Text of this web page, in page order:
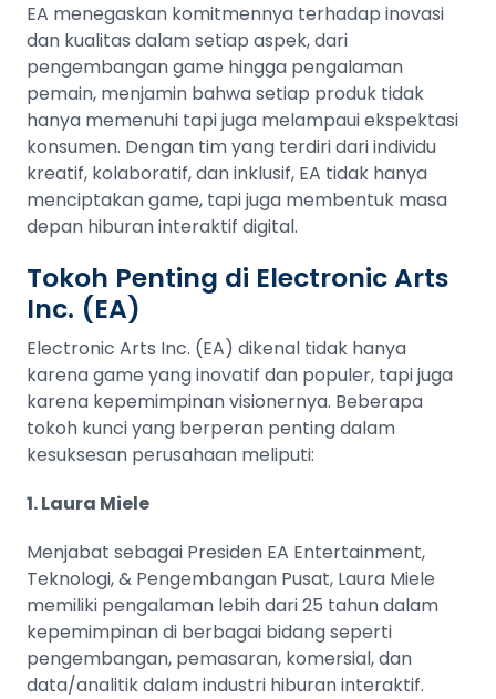
EA menegaskan komitmennya terhadap inovasi
dan kualitas dalam setiap aspek, dari
pengembangan game hingga pengalaman
pemain, menjamin bahwa setiap produk tidak
hanya memenuhi tapi juga melampaui ekspektasi
konsumen. Dengan tim yang terdiri dari individu
kreatif, kolaboratif, dan inklusif, EA tidak hanya
menciptakan game, tapi juga membentuk masa
depan hiburan interaktif digital.
Tokoh Penting di Electronic Arts
Inc. (EA)
Electronic Arts Inc. (EA) dikenal tidak hanya
karena game yang inovatif dan populer, tapi juga
karena kepemimpinan visionernya. Beberapa
tokoh kunci yang berperan penting dalam
kesuksesan perusahaan meliputi:
1. Laura Miele
Menjabat sebagai Presiden EA Entertainment,
Teknologi, & Pengembangan Pusat, Laura Miele
memiliki pengalaman lebih dari 25 tahun dalam
kepemimpinan di berbagai bidang seperti
pengembangan, pemasaran, komersial, dan
data/analitik dalam industri hiburan interaktif.